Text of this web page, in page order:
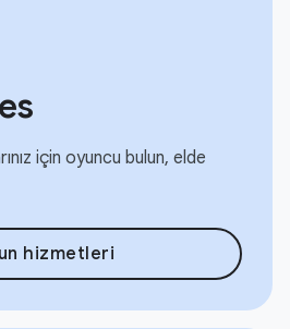
için oyuncu bulun, elde
hizmetleri